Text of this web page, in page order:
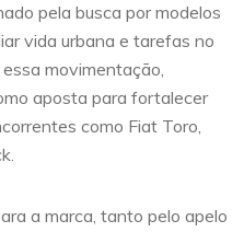
pela busca por modelos
vida urbana e tarefas no
movimentação,
aposta para fortalecer
como Fiat Toro,
a marca, tanto pelo apelo